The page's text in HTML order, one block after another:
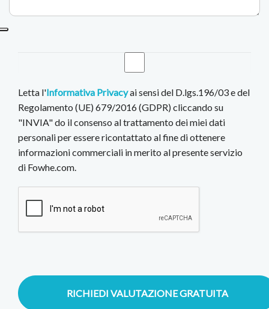
Letta l'Informativa Privacyai sensi del D.lgs.196/03 e del
Regolamento (UE) 679/2016 (GDPR) cliccando su
"INVIA" do il consenso al trattamento dei miei dati
personali per essere ricontattato al fine di ottenere
informazioni commerciali in merito al presente servizio
di Fowhe.com.
RICHIEDI VALUTAZIONE GRATUITA